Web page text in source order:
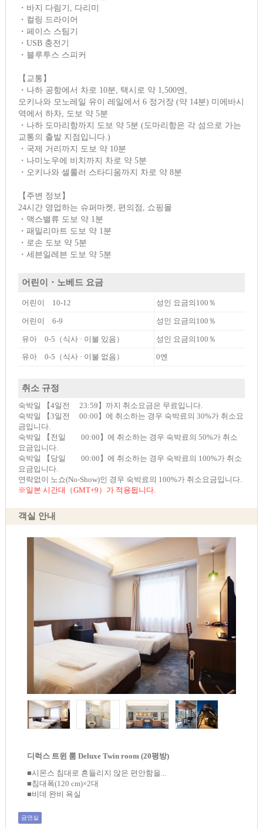
・바지 다림기, 다리미
・컬링 드라이어
・페이스 스팀기
・USB 충전기
・블루투스 스피커
【교통】
・나하 공항에서 차로 10분, 택시로 약 1,500엔,
오키나와 모노레일 유이 레일에서 6 정거장 (약 14분) 미에바시
역에서 하차, 도보 약 5분
・나하 도마리항까지 도보 약 5분 (도마리항은 각 섬으로 가는
교통의 출발 지점입니다.)
・국제 거리까지 도보 약 10분
・나미노우에 비치까지 차로 약 5분
・오키나와 셀룰러 스타디움까지 차로 약 8분
【주변 정보】
24시간 영업하는 슈퍼마켓, 편의점, 쇼핑몰
・맥스밸류 도보 약 1분
・패밀리마트 도보 약 1분
・로손 도보 약 5분
・세븐일레븐 도보 약 5분
어린이・노베드 요금
어린이 10-12 성인 요금의100％
어린이 6-9 성인 요금의100％
유아 0-5（식사 · 이불 있음） 성인 요금의100％
유아 0-5（식사 · 이불 없음） 0엔
취소 규정
숙박일 【4일전 23:59】까지 취소요금은 무료입니다.
숙박일 【3일전 00:00】에 취소하는 경우 숙박료의 30%가 취소요
금입니다.
숙박일 【전일 00:00】에 취소하는 경우 숙박료의 50%가 취소
요금입니다.
숙박일 【당일 00:00】에 취소하는 경우 숙박료의 100%가 취소
요금입니다.
연락없이 노쇼(No-Show)인 경우 숙박료의 100%가 취소요금입니다.
※일본 시간대（GMT+9）가 적용됩니다.
객실 안내
디럭스 트윈 룸 Deluxe Twin room (20평방)
■시몬스 침대로 흔들리지 않은 편안함을...
■침대폭(120 cm)×2대
■비데 완비 욕실
금연실